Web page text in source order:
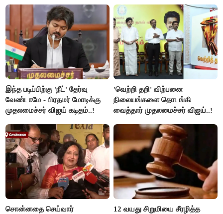
இந்த படிப்பிற்கு 'நீட்' தேர்வு
வேண்டாமே - பிரதமர் மோடிக்கு
முதலமைச்சர் விஜய் கடிதம்..!
'வெற்றி தறி' விற்பனை
நிலையங்களை தொடங்கி
வைத்தார் முதலமைச்சர் விஜய்..!
சொன்னதை செய்வார்
12 வயது சிறுமியை சீரழித்த